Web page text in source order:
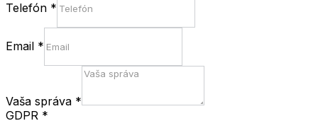
Telefón *
Email *
Vaša správa *
GDPR *